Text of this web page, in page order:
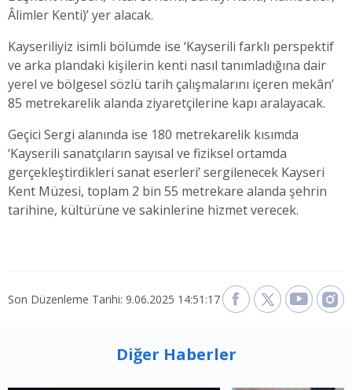
Âlimler Kenti)’ yer alacak.
Kayseriliyiz isimli bölümde ise ‘Kayserili farklı perspektif
ve arka plandaki kişilerin kenti nasıl tanımladığına dair
yerel ve bölgesel sözlü tarih çalışmalarını içeren mekân’
85 metrekarelik alanda ziyaretçilerine kapı aralayacak.
Geçici Sergi alanında ise 180 metrekarelik kısımda
‘Kayserili sanatçıların sayısal ve fiziksel ortamda
gerçekleştirdikleri sanat eserleri’ sergilenecek Kayseri
Kent Müzesi, toplam 2 bin 55 metrekare alanda şehrin
tarihine, kültürüne ve sakinlerine hizmet verecek.
Son Düzenleme Tarihi: 9.06.2025 14:51:17
Diğer Haberler